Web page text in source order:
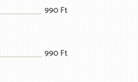
990 Ft
990 Ft